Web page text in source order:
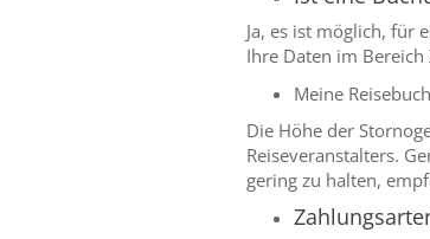
Ja, es ist möglich, für
Ihre Daten im
Meine
Die Höhe der
Reiseveranstalters.
gering zu halten,